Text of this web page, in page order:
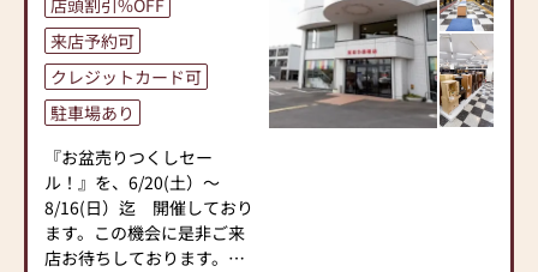
◆ 仏壇の修復・洗濯・お掃
除もお任せください ◆
長年大切に守られてきたお
仏壇を、職人の手で丁寧に
修復・洗濯いたします。
色あせやヤニ汚れ、金箔の
はがれなども、一つひとつ
確認しながら本来の美しさ
を取り戻します。
また、仏壇お掃除や点検も
毎月、御命日には大変にぎ
やかです
店舗駐車場完備、クレジッ
トカード、各種電子マネ
ます。
皆様のご来店を心よりお待
ちしております.
来店予約可
クレジットカード可
駐車場あり
『お盆売りつくしセー
ル！』を、6/20(土）～
8/16(日）迄 開催しており
ます。この機会に是非ご来
店お待ちしております。